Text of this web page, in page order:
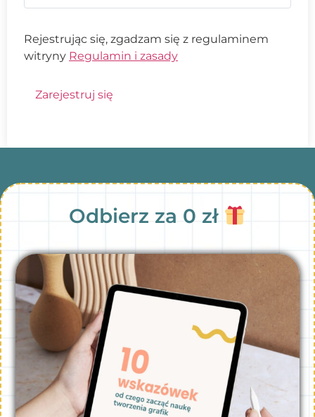
Rejestrując się, zgadzam się z regulaminem
witryny Regulamin i zasady
Zarejestruj się
Odbierz za 0 zł